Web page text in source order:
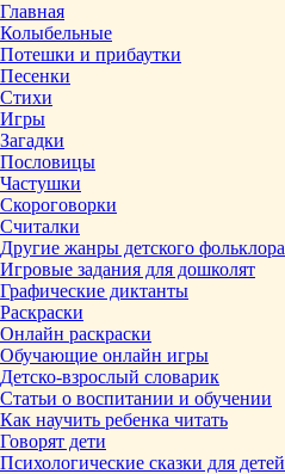
Главная
Колыбельные
Потешки и прибаутки
Песенки
Стихи
Игры
Загадки
Пословицы
Частушки
Скороговорки
Считалки
Другие жанры детского фольклора
Игровые задания для дошколят
Графические диктанты
Раскраски
Онлайн раскраски
Обучающие онлайн игры
Детско-взрослый словарик
Статьи о воспитании и обучении
Как научить ребенка читать
Говорят дети
Психологические сказки для детей